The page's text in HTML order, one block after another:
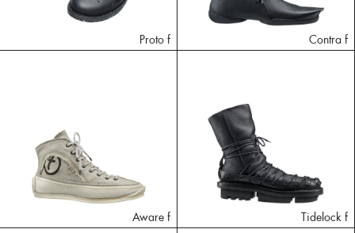
Proto f Contra f
Aware f Tidelock f